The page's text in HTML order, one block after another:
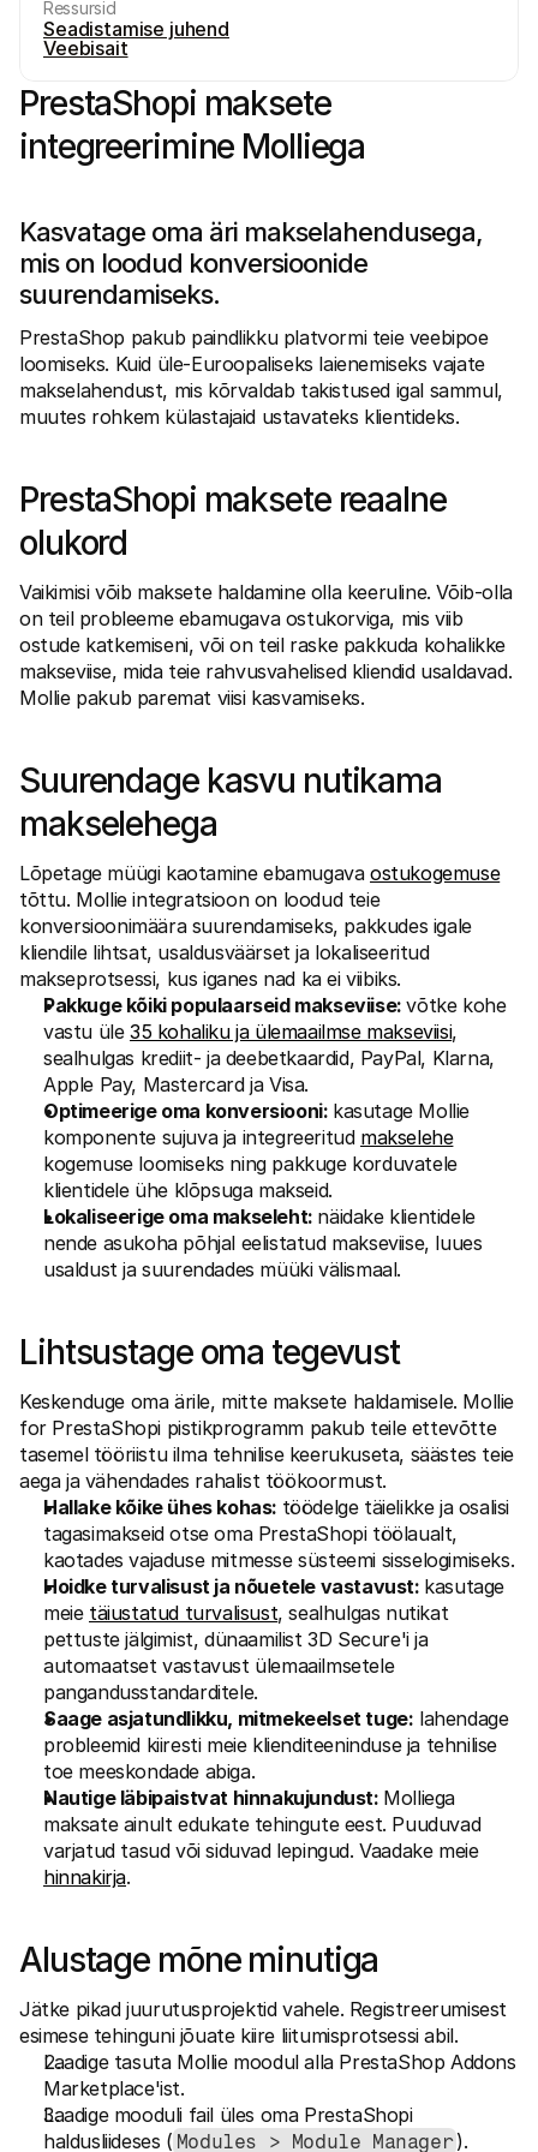
Ressursid
Seadistamise juhend
Veebisait
PrestaShopi maksete
integreerimine Molliega
Kasvatage oma äri makselahendusega,
mis on loodud konversioonide
suurendamiseks.
PrestaShop pakub paindlikku platvormi teie veebipoe
loomiseks. Kuid üle-Euroopaliseks laienemiseks vajate
makselahendust, mis kõrvaldab takistused igal sammul,
muutes rohkem külastajaid ustavateks klientideks.
PrestaShopi maksete reaalne
olukord
Vaikimisi võib maksete haldamine olla keeruline. Võib-olla
on teil probleeme ebamugava ostukorviga, mis viib
ostude katkemiseni, või on teil raske pakkuda kohalikke
makseviise, mida teie rahvusvahelised kliendid usaldavad.
Mollie pakub paremat viisi kasvamiseks.
Suurendage kasvu nutikama
makselehega
Lõpetage müügi kaotamine ebamugava ostukogemuse
tõttu. Mollie integratsioon on loodud teie
konversioonimäära suurendamiseks, pakkudes igale
kliendile lihtsat, usaldusväärset ja lokaliseeritud
makseprotsessi, kus iganes nad ka ei viibiks.
Pakkuge kõiki populaarseid makseviise: võtke kohe
vastu üle 35 kohaliku ja ülemaailmse makseviisi,
sealhulgas krediit- ja deebetkaardid, PayPal, Klarna,
Apple Pay, Mastercard ja Visa.
Optimeerige oma konversiooni: kasutage Mollie
komponente sujuva ja integreeritud makselehe
kogemuse loomiseks ning pakkuge korduvatele
klientidele ühe klõpsuga makseid.
Lokaliseerige oma makseleht: näidake klientidele
nende asukoha põhjal eelistatud makseviise, luues
usaldust ja suurendades müüki välismaal.
Lihtsustage oma tegevust
Keskenduge oma ärile, mitte maksete haldamisele. Mollie
for PrestaShopi pistikprogramm pakub teile ettevõtte
tasemel tööriistu ilma tehnilise keerukuseta, säästes teie
aega ja vähendades rahalist töökoormust.
Hallake kõike ühes kohas: töödelge täielikke ja osalisi
tagasimakseid otse oma PrestaShopi töölaualt,
kaotades vajaduse mitmesse süsteemi sisselogimiseks.
Hoidke turvalisust ja nõuetele vastavust: kasutage
meie täiustatud turvalisust, sealhulgas nutikat
pettuste jälgimist, dünaamilist 3D Secure'i ja
automaatset vastavust ülemaailmsetele
pangandusstandarditele.
Saage asjatundlikku, mitmekeelset tuge: lahendage
probleemid kiiresti meie klienditeeninduse ja tehnilise
toe meeskondade abiga.
Nautige läbipaistvat hinnakujundust: Molliega
maksate ainult edukate tehingute eest. Puuduvad
varjatud tasud või siduvad lepingud. Vaadake meie
hinnakirja.
Alustage mõne minutiga
Jätke pikad juurutusprojektid vahele. Registreerumisest
esimese tehinguni jõuate kiire liitumisprotsessi abil.
Laadige tasuta Mollie moodul alla PrestaShop Addons
Marketplace'ist.
Laadige mooduli fail üles oma PrestaShopi
haldusliideses ( Modules > Module Manager).
Tehnilised ressursid
Raamatukogud
Integreeri Mollie valmis raamatukogudega
Discordi kogukond
Liitu meie arendajate kogukonnaga
Hinnakujundus
Vaata meie hindasid
Meist
Tutvu meie loo ja väärtustega
lähemalt
Tule meie juurde tööle - me otsime
inimesi!
Kontakt
Ostlejatele
Mollie klientidele
Külastage meie klienditoe meeskonda
Võta ühendust müügitiimiga
Avasta, kuidas me saame sinu ettevõtet aidata